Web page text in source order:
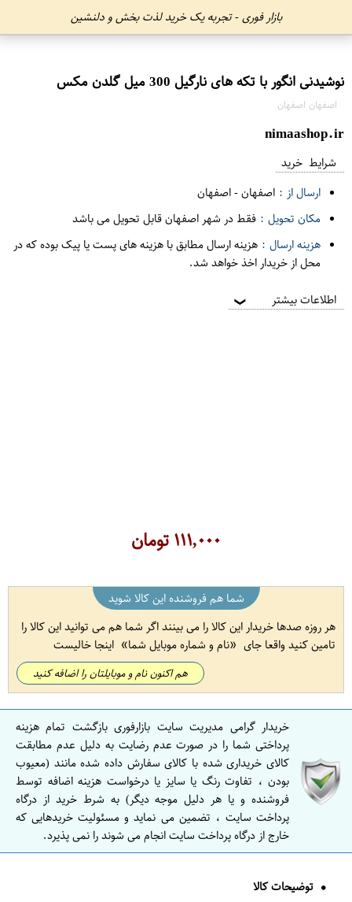
بازار فوری - تجربه یک خرید لذت بخش و دلنشین
نوشیدنی انگور با تکه های نارگیل 300 میل گلدن مکس
اصفهان اصفهان
nimaashop.ir
شرایط خرید
ارسال از : اصفهان-اصفهان
مکان تحویل : فقط در شهر اصفهان قابل تحویل می باشد
هزینه ارسال : هزینه ارسال مطابق با هزینه های پست یا پیک بوده که در
محل از خریدار اخذ خواهد شد.
اطلاعات بیشتر ❯
۱۱۱,۰۰۰تومان
شما هم فروشنده این کالا شوید
هر روزه صدها خریدار این کالا را می بینند اگر شما هم می توانید این کالا را
تامین کنید واقعا جای
نام و شماره موبایل شما اینجا خالیست
هم اکنون نام و موبایلتان را اضافه کنید
خریدار گرامی مدیریت سایت بازارفوری بازگشت تمام هزینه
پرداختی شما را در صورت عدم رضایت به دلیل عدم مطابقت
کالای خریداری شده با کالای سفارش داده شده مانند (معیوب
بودن ، تفاوت رنگ یا سایز یا درخواست هزینه اضافه توسط
فروشنده و یا هر دلیل موجه دیگر) به شرط خرید از درگاه
پرداخت سایت ، تضمین می نماید و مسئولیت خریدهایی که
خارج از درگاه پرداخت سایت انجام می شوند را نمی پذیرد.
توضیحات کالا